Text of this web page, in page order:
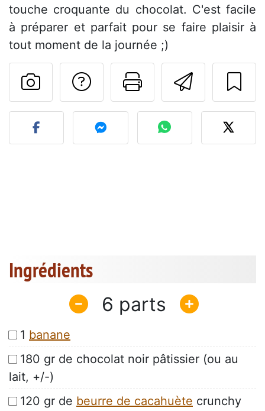
touche croquante du chocolat. C'est facile
à préparer et parfait pour se faire plaisir à
tout moment de la journée ;)
Imprimer
Poser une
Publier votre photo de
Ingrédients
6
1 banane
180 gr de chocolat noir pâtissier (ou au
lait, +/-)
120 gr de beurre de cacahuète crunchy